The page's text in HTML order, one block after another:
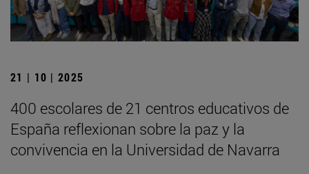
21 | 10 | 2025
400 escolares de 21 centros educativos de
España reflexionan sobre la paz y la
convivencia en la Universidad de Navarra